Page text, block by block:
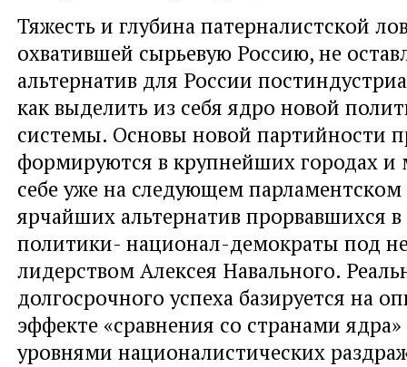
Тяжесть и глубина патерналистской
охватившей сырьевую Россию, не
альтернатив для России
как выделить из себя ядро новой
системы. Основы новой партийности
формируются в крупнейших городах и
себе уже на следующем
ярчайших альтернатив прорвавшихся
политики- национал-демократы под
лидерством Алексея Навального.
долгосрочного успеха базируется на
эффекте «сравнения со странами
уровнями националистических